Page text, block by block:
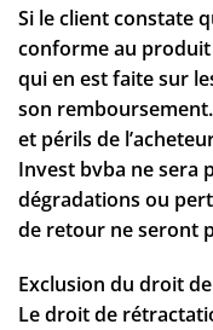
Si le client constate
conforme au
qui en est faite sur
son
et périls de
Invest bvba ne sera
dégradations ou
de retour ne seront
Exclusion du droit
Le droit de